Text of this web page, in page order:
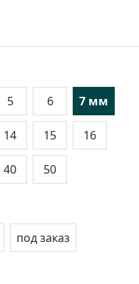
5 6 7 мм
14 15 16
40 50
под заказ